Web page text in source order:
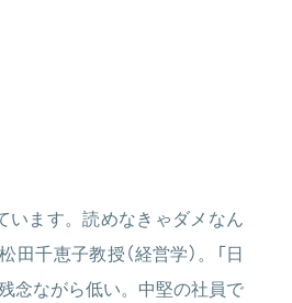
います。読めなきゃダメなん
千恵子教授（経営学）。「日
念ながら低い。中堅の社員で